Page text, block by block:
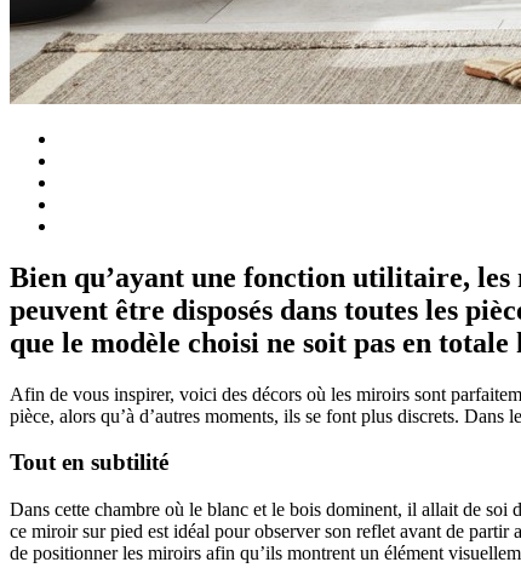
Bien qu’ayant une fonction utilitaire, les
peuvent être disposés dans toutes les
que le modèle choisi ne soit pas en
Afin de vous inspirer, voici des décors où les miroirs sont
pièce, alors qu’à d’autres moments, ils se font plus discrets. Dans
Tout en subtilité
Dans cette chambre où le blanc et le bois dominent, il allait de
ce miroir sur pied est idéal pour observer son reflet avant de partir
de positionner les miroirs afin qu’ils montrent un élément